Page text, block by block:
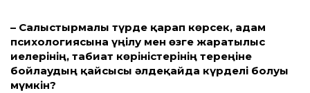
– Салыстырмалы түрде қарап көрсек, адам
психологиясына үңілу мен өзге жаратылыс
иелерінің, табиғат көріністерінің тереңіне
бойлаудың қайсысы әлдеқайда күрделі болуы
мүмкін?